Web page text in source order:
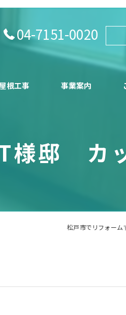
04-7151-0020
根工事 事業案内
様邸 カ
松戸市でリフォーム